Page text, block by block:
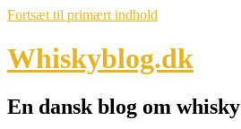
Fortsæt til primært indhold
Whiskyblog.dk
En dansk blog om whisky